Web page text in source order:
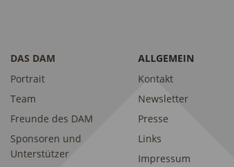
DAS DAM
Portrait
Team
Freunde des DAM
Sponsoren und
Unterstützer
ALLGEMEIN
Kontakt
Newsletter
Presse
Links
Impressum